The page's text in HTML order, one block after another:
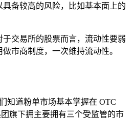
具备较高的风险，比如基本面上的
交易所的股票而言，流动性要弱
市商制度，一次维持流动性。
知道粉单市场基本掌握在 OTC
团旗下拥主要拥有三个受监管的市